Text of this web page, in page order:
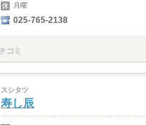
月曜
025-765-2138
スシタツ
寿し辰